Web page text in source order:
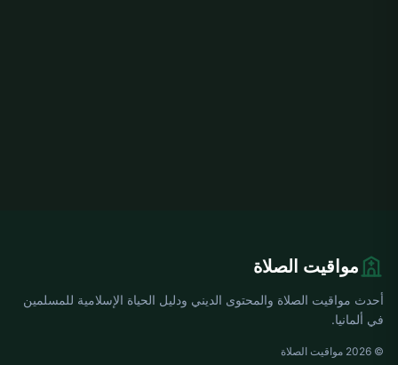
مواقيت الصلاة
أحدث مواقيت الصلاة والمحتوى الديني ودليل الحياة الإسلامية للمسلمين
في ألمانيا.
© 2026 مواقيت الصلاة